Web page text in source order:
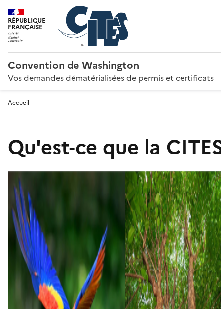
RÉPUBLIQUE
FRANÇAISE
Convention de Washington
Vos demandes dématérialisées de permis et certificats
Accueil
Qu'est-ce que la